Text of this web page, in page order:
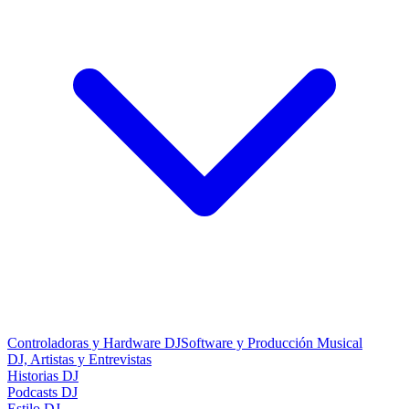
Controladoras y Hardware DJSoftware y Producción Musical
DJ, Artistas y Entrevistas
Historias DJ
Podcasts DJ